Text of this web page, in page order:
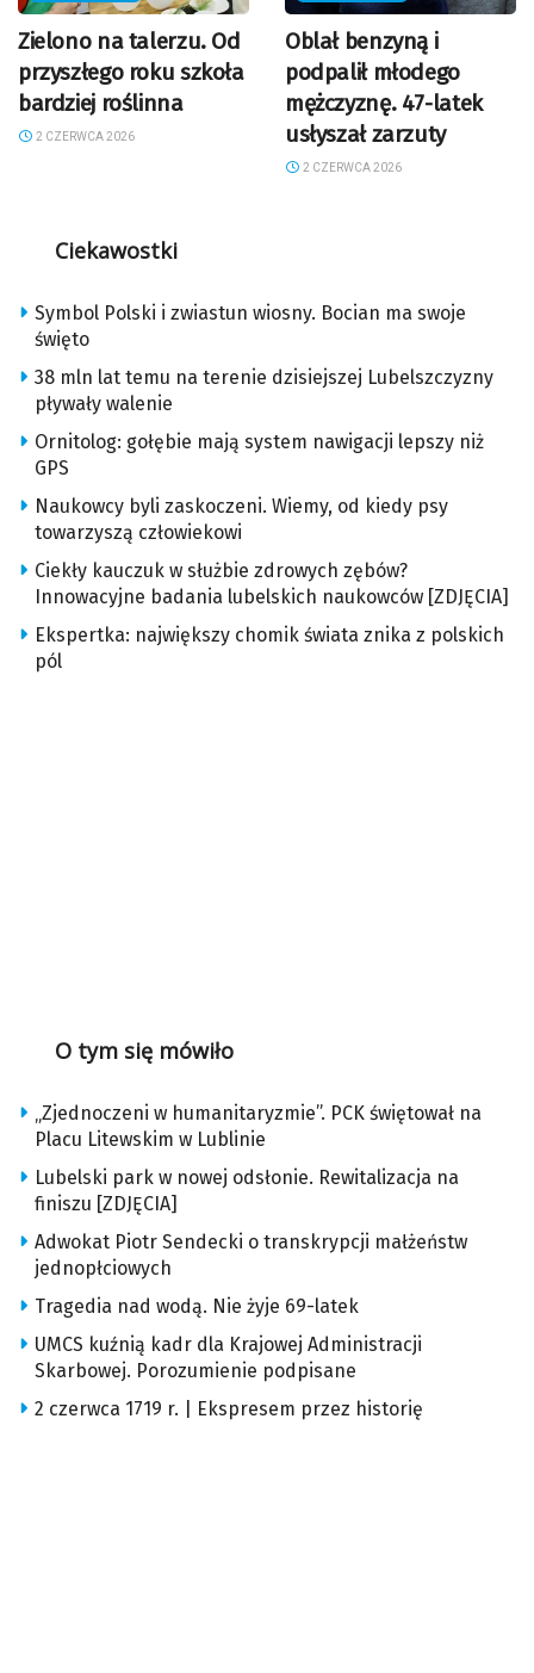
Zielono na talerzu. Od
przyszłego roku szkoła
bardziej roślinna
2 CZERWCA 2026
Oblał benzyną i
podpalił młodego
mężczyznę. 47-latek
usłyszał zarzuty
2 CZERWCA 2026
Ciekawostki
Symbol Polski i zwiastun wiosny. Bocian ma swoje
święto
38 mln lat temu na terenie dzisiejszej Lubelszczyzny
pływały walenie
Ornitolog: gołębie mają system nawigacji lepszy niż
GPS
Naukowcy byli zaskoczeni. Wiemy, od kiedy psy
towarzyszą człowiekowi
Ciekły kauczuk w służbie zdrowych zębów?
Innowacyjne badania lubelskich naukowców [ZDJĘCIA]
Ekspertka: największy chomik świata znika z polskich
pól
O tym się mówiło
„Zjednoczeni w humanitaryzmie”. PCK świętował na
Placu Litewskim w Lublinie
Lubelski park w nowej odsłonie. Rewitalizacja na
finiszu [ZDJĘCIA]
Adwokat Piotr Sendecki o transkrypcji małżeństw
jednopłciowych
Tragedia nad wodą. Nie żyje 69-latek
UMCS kuźnią kadr dla Krajowej Administracji
Skarbowej. Porozumienie podpisane
2 czerwca 1719 r. | Ekspresem przez historię